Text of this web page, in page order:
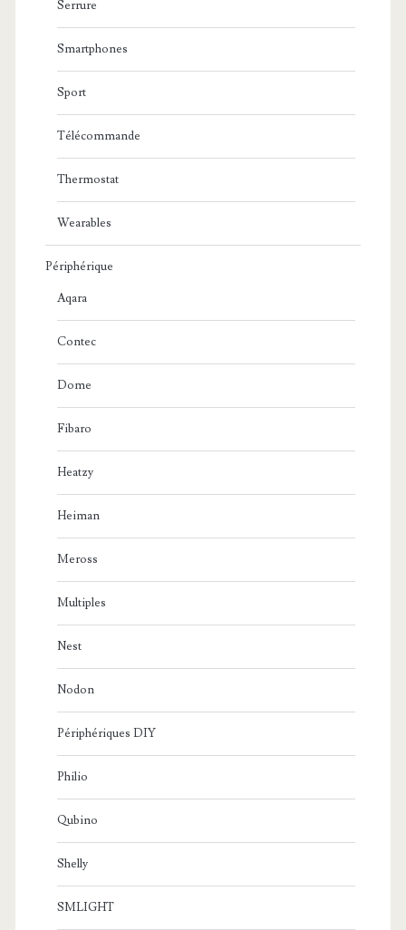
Serrure
Smartphones
Sport
Télécommande
Thermostat
Wearables
Périphérique
Aqara
Contec
Dome
Fibaro
Heatzy
Heiman
Meross
Multiples
Nest
Nodon
Périphériques DIY
Philio
Qubino
Shelly
SMLIGHT